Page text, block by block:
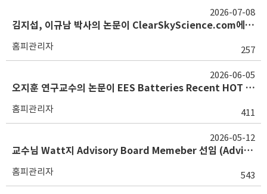
김지섭, 이규남 박사의 논문이 ClearSkyScience.com에 소개되었습니다. 축하합니다!
홈피관리자 257
2026-07-08
오지훈 연구교수의 논문이 EES Batteries Recent HOT Article로 선정되었습니다. 축하합니다!
홈피관리자 411
2026-06-05
교수님 Watt지 Advisory Board Memeber 선임 (Advisory Board Member appointment of Prof. Choi for the journal Watt)
홈피관리자 543
2026-05-12